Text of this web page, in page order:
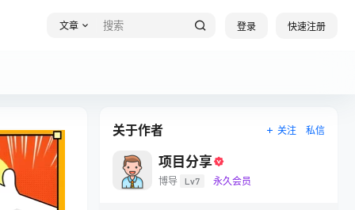
文章 登录 快速注册
关于作者 关注 私信
项目分享
博导 Lv7 永久会员